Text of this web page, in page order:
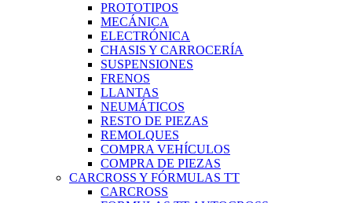
PROTOTIPOS
MECÁNICA
ELECTRÓNICA
CHASIS Y CARROCERÍA
SUSPENSIONES
FRENOS
LLANTAS
NEUMÁTICOS
RESTO DE PIEZAS
REMOLQUES
COMPRA VEHÍCULOS
COMPRA DE PIEZAS
CARCROSS Y FÓRMULAS TT
CARCROSS